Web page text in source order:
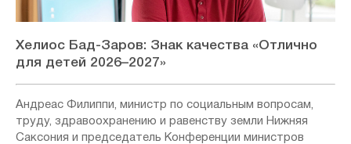
Хелиос Бад-Заров: Знак качества «Отлично
для детей 2026–2027»
Андреас Филиппи, министр по социальным вопросам,
труду, здравоохранению и равенству земли Нижняя
Саксония и председатель Конференции министров